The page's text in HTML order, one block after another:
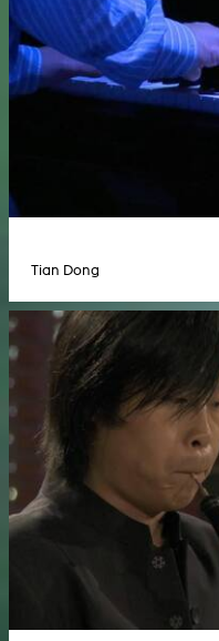
Tian Dong